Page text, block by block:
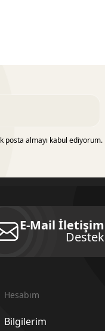
posta almayı kabul ediyorum.
E-Mail İletişim
Destek
Hesabım
Bilgilerim